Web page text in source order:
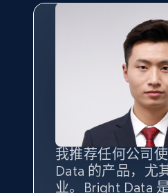
1.5K+
X (formerly Twitter) -
ID, User posted, Name,
posted, Photos, URL,
10.3K+ 1.2K+
我推荐任何公司
Data 的产品，尤
业。Bright Data
最重要的是拥有
最多的数据，而这
Data 和 tgndata